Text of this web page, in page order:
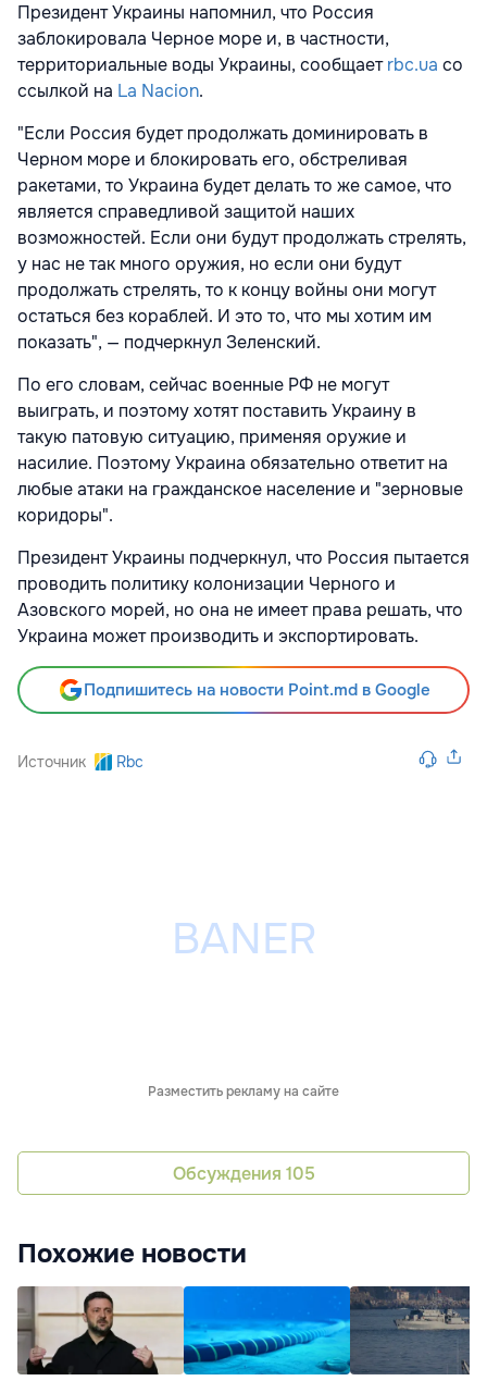
Президент Украины напомнил, что Россия
заблокировала Черное море и, в частности,
территориальные воды Украины, сообщаетrbc.ua со
ссылкой на La Nacion.
"Если Россия будет продолжать доминировать в
Черном море и блокировать его, обстреливая
ракетами, то Украина будет делать то же самое, что
является справедливой защитой наших
возможностей. Если они будут продолжать стрелять,
у нас не так много оружия, но если они будут
продолжать стрелять, то к концу войны они могут
остаться без кораблей. И это то, что мы хотим им
показать", — подчеркнул Зеленский.
По его словам, сейчас военные РФ не могут
выиграть, и поэтому хотят поставить Украину в
такую патовую ситуацию, применяя оружие и
насилие. Поэтому Украина обязательно ответит на
любые атаки на гражданское население и "зерновые
коридоры".
Президент Украины подчеркнул, что Россия пытается
проводить политику колонизации Черного и
Азовского морей, но она не имеет права решать, что
Украина может производить и экспортировать.
Подпишитесь на новости Point.md в Google
Источник Rbc
Разместить рекламу на сайте
Обсуждения 105
Похожие новости